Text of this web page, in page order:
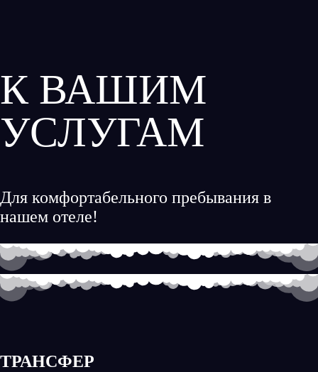
К ВАШИМ
УСЛУГАМ
Для комфортабельного пребывания в
нашем отеле!
ТРАНСФЕР